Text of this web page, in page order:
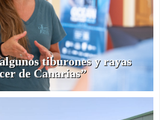
tiburones y rayas
de Canarias”